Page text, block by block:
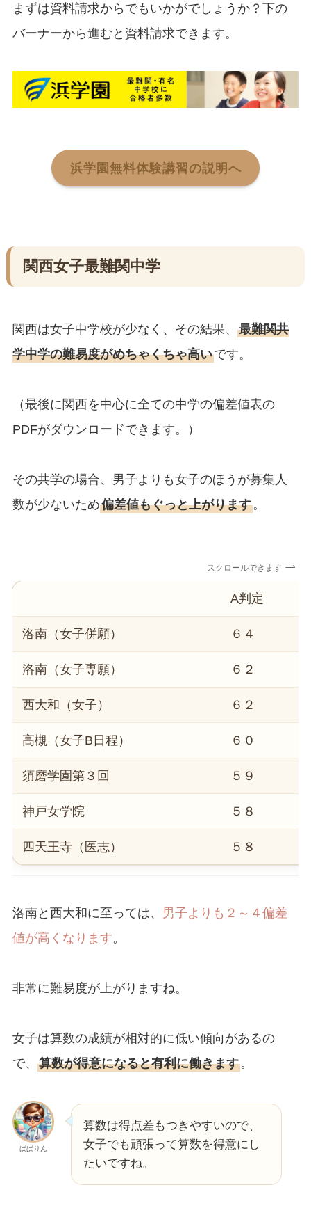
まずは資料請求からでもいかがでしょうか？下の
バーナーから進むと資料請求できます。
浜学園無料体験講習の説明へ
関西女子最難関中学
関西は女子中学校が少なく、その結果、 最難関共
学中学の難易度がめちゃくちゃ高いです。
（最後に関西を中心に全ての中学の偏差値表の
PDFがダウンロードできます。）
その共学の場合、男子よりも女子のほうが募集人
数が少ないため偏差値もぐっと上がります。
スクロールできます
A判定
洛南（女子併願） ６４
洛南（女子専願） ６２
西大和（女子） ６２
高槻（女子B日程） ６０
須磨学園第３回 ５９
神戸女学院 ５８
四天王寺（医志） ５８
洛南と西大和に至っては、 男子よりも２～４偏差
値が高くなります。
非常に難易度が上がりますね。
女子は算数の成績が相対的に低い傾向があるの
で、 算数が得意になると有利に働きます。
ぱぱりん
算数は得点差もつきやすいので、
女子でも頑張って算数を得意にし
たいですね。